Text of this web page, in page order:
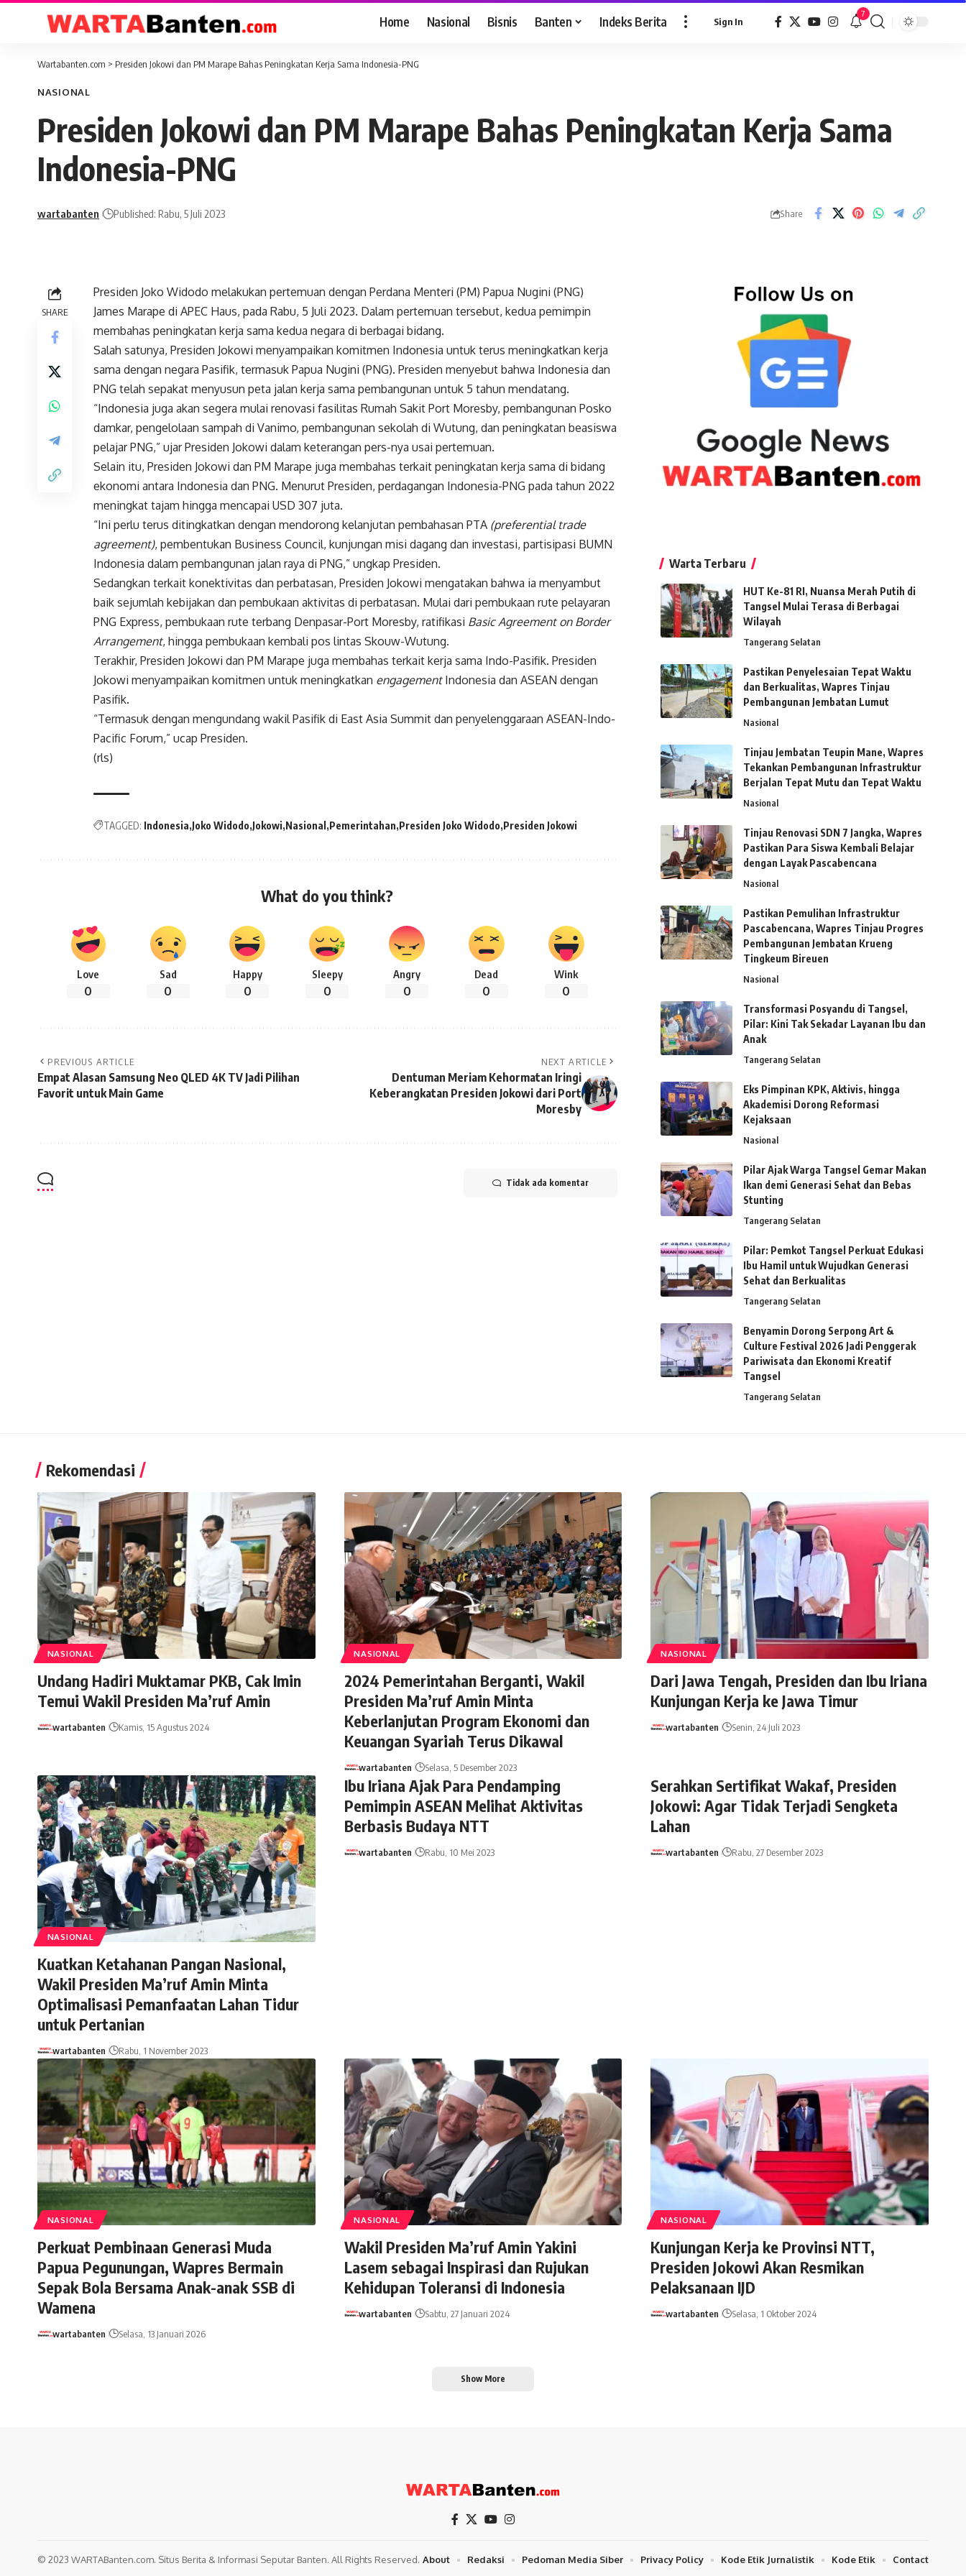
Home Nasional Bisnis Banten Indeks Berita Sign In
7
Wartabanten.com > Presiden Jokowi dan PM Marape Bahas Peningkatan Kerja Sama Indonesia-PNG
NASIONAL
Presiden Jokowi dan PM Marape Bahas Peningkatan Kerja Sama
Indonesia-PNG
wartabanten Published: Rabu, 5 Juli 2023 Share
SHARE
Presiden Joko Widodo melakukan pertemuan dengan Perdana Menteri (PM) Papua Nugini (PNG)
James Marape di APEC Haus, pada Rabu, 5 Juli 2023. Dalam pertemuan tersebut, kedua pemimpin
membahas peningkatan kerja sama kedua negara di berbagai bidang.
Salah satunya, Presiden Jokowi menyampaikan komitmen Indonesia untuk terus meningkatkan kerja
sama dengan negara Pasifik, termasuk Papua Nugini (PNG). Presiden menyebut bahwa Indonesia dan
PNG telah sepakat menyusun peta jalan kerja sama pembangunan untuk 5 tahun mendatang.
“Indonesia juga akan segera mulai renovasi fasilitas Rumah Sakit Port Moresby, pembangunan Posko
damkar, pengelolaan sampah di Vanimo, pembangunan sekolah di Wutung, dan peningkatan beasiswa
pelajar PNG,” ujar Presiden Jokowi dalam keterangan pers-nya usai pertemuan.
Selain itu, Presiden Jokowi dan PM Marape juga membahas terkait peningkatan kerja sama di bidang
ekonomi antara Indonesia dan PNG. Menurut Presiden, perdagangan Indonesia-PNG pada tahun 2022
meningkat tajam hingga mencapai USD 307 juta.
“Ini perlu terus ditingkatkan dengan mendorong kelanjutan pembahasan PTA (preferential trade
agreement), pembentukan Business Council, kunjungan misi dagang dan investasi, partisipasi BUMN
Indonesia dalam pembangunan jalan raya di PNG,” ungkap Presiden.
Sedangkan terkait konektivitas dan perbatasan, Presiden Jokowi mengatakan bahwa ia menyambut
baik sejumlah kebijakan dan pembukaan aktivitas di perbatasan. Mulai dari pembukaan rute pelayaran
PNG Express, pembukaan rute terbang Denpasar-Port Moresby, ratifikasi Basic Agreement on Border
Arrangement, hingga pembukaan kembali pos lintas Skouw-Wutung.
Terakhir, Presiden Jokowi dan PM Marape juga membahas terkait kerja sama Indo-Pasifik. Presiden
Jokowi menyampaikan komitmen untuk meningkatkan engagementIndonesia dan ASEAN dengan
Pasifik.
“Termasuk dengan mengundang wakil Pasifik di East Asia Summit dan penyelenggaraan ASEAN-Indo-
Pacific Forum,” ucap Presiden.
(rls)
TAGGED: Indonesia Joko Widodo Jokowi Nasional Pemerintahan Presiden Joko Widodo Presiden Jokowi
What do you think?
Love
0
Sad
0
Happy
0
Sleepy
0
Angry
0
Dead
0
Wink
0
PREVIOUS ARTICLE
Empat Alasan Samsung Neo QLED 4K TV Jadi Pilihan
Favorit untuk Main Game
NEXT ARTICLE
Dentuman Meriam Kehormatan Iringi
Keberangkatan Presiden Jokowi dari Port
Moresby
Tidak ada komentar
Warta Terbaru
HUT Ke-81 RI, Nuansa Merah Putih di
Tangsel Mulai Terasa di Berbagai
Wilayah
Tangerang Selatan
Pastikan Penyelesaian Tepat Waktu
dan Berkualitas, Wapres Tinjau
Pembangunan Jembatan Lumut
Nasional
Tinjau Jembatan Teupin Mane, Wapres
Tekankan Pembangunan Infrastruktur
Berjalan Tepat Mutu dan Tepat Waktu
Nasional
Tinjau Renovasi SDN 7 Jangka, Wapres
Pastikan Para Siswa Kembali Belajar
dengan Layak Pascabencana
Nasional
Pastikan Pemulihan Infrastruktur
Pascabencana, Wapres Tinjau Progres
Pembangunan Jembatan Krueng
Tingkeum Bireuen
Nasional
Transformasi Posyandu di Tangsel,
Pilar: Kini Tak Sekadar Layanan Ibu dan
Anak
Tangerang Selatan
Eks Pimpinan KPK, Aktivis, hingga
Akademisi Dorong Reformasi
Kejaksaan
Nasional
Pilar Ajak Warga Tangsel Gemar Makan
Ikan demi Generasi Sehat dan Bebas
Stunting
Tangerang Selatan
Pilar: Pemkot Tangsel Perkuat Edukasi
Ibu Hamil untuk Wujudkan Generasi
Sehat dan Berkualitas
Tangerang Selatan
Benyamin Dorong Serpong Art &
Culture Festival 2026 Jadi Penggerak
Pariwisata dan Ekonomi Kreatif
Tangsel
Tangerang Selatan
Rekomendasi
NASIONAL
Undang Hadiri Muktamar PKB, Cak Imin
Temui Wakil Presiden Ma’ruf Amin
wartabanten Kamis, 15 Agustus 2024
NASIONAL
2024 Pemerintahan Berganti, Wakil
Presiden Ma’ruf Amin Minta
Keberlanjutan Program Ekonomi dan
Keuangan Syariah Terus Dikawal
wartabanten Selasa, 5 Desember 2023
NASIONAL
Dari Jawa Tengah, Presiden dan Ibu Iriana
Kunjungan Kerja ke Jawa Timur
wartabanten Senin, 24 Juli 2023
NASIONAL
Kuatkan Ketahanan Pangan Nasional,
Wakil Presiden Ma’ruf Amin Minta
Optimalisasi Pemanfaatan Lahan Tidur
untuk Pertanian
wartabanten Rabu, 1 November 2023
Ibu Iriana Ajak Para Pendamping
Pemimpin ASEAN Melihat Aktivitas
Berbasis Budaya NTT
wartabanten Rabu, 10 Mei 2023
Serahkan Sertifikat Wakaf, Presiden
Jokowi: Agar Tidak Terjadi Sengketa
Lahan
wartabanten Rabu, 27 Desember 2023
NASIONAL
Perkuat Pembinaan Generasi Muda
Papua Pegunungan, Wapres Bermain
Sepak Bola Bersama Anak-anak SSB di
Wamena
wartabanten Selasa, 13 Januari 2026
NASIONAL
Wakil Presiden Ma’ruf Amin Yakini
Lasem sebagai Inspirasi dan Rujukan
Kehidupan Toleransi di Indonesia
wartabanten Sabtu, 27 Januari 2024
NASIONAL
Kunjungan Kerja ke Provinsi NTT,
Presiden Jokowi Akan Resmikan
Pelaksanaan IJD
wartabanten Selasa, 1 Oktober 2024
Show More
© 2023 WARTABanten.com. Situs Berita & Informasi Seputar Banten. All Rights Reserved. About Redaksi Pedoman Media Siber Privacy Policy Kode Etik Jurnalistik Kode Etik Contact